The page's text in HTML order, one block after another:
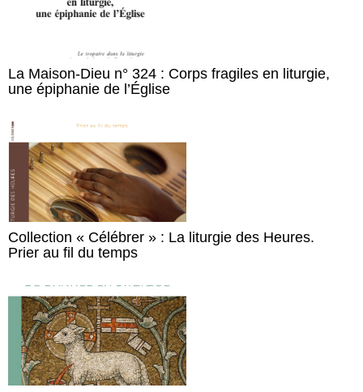
La Maison-Dieu n° 324 : Corps fragiles en liturgie,
une épiphanie de l’Église
Collection « Célébrer » : La liturgie des Heures.
Prier au fil du temps